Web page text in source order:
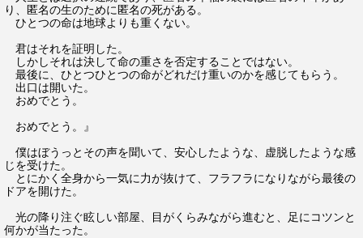
り、匿名の生のために匿名の死がある。
ひとつの命は地球よりも重くない。
君はそれを証明した。
しかしそれは決して命の重さを否定することではない。
最後に、ひとつひとつの命がどれだけ重いのかを感じてもらう。
出口は開いた。
おめでとう。
おめでとう。』
僕はぼうっとその声を聞いて、安心したような、虚脱したような感
じを受けた。
とにかく全身から一気に力が抜けて、フラフラになりながら最後の
ドアを開けた。
光の降り注ぐ眩しい部屋、目がくらみながら進むと、足にコツンと
何かが当たった。